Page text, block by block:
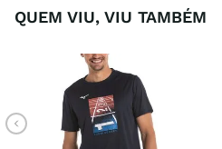
QUEM VIU, VIU TAMBÉM